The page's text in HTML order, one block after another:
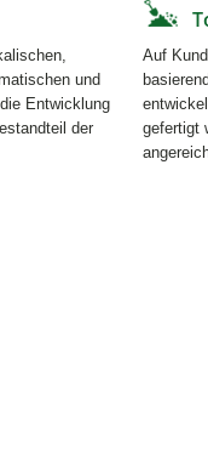
und
Entwicklung
der
Auf
gefertigt